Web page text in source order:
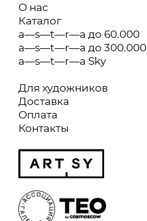
О нас
Каталог
a—s—t—r—a до 60.000
a—s—t—r—a до 300.000
a—s—t—r—a Sky
Для художников
Доставка
Оплата
Контакты